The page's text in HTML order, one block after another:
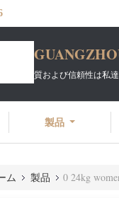
質および信頼性は私
製品
ム 製品 0 24kg